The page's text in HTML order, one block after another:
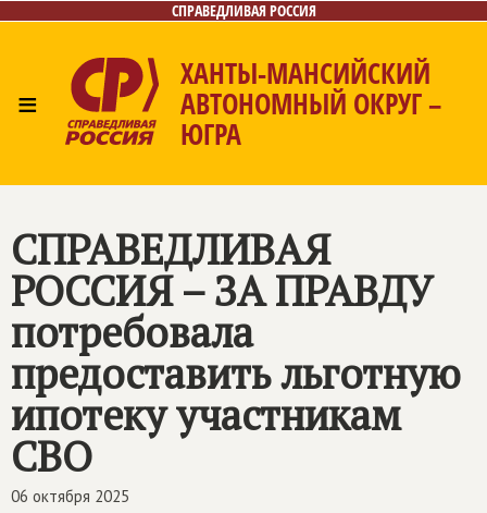
СПРАВЕДЛИВАЯ РОССИЯ
≡
ХАНТЫ-МАНСИЙСКИЙ
АВТОНОМНЫЙ ОКРУГ –
ЮГРА
Контакты
СПРАВЕДЛИВАЯ
РОССИЯ – ЗА ПРАВДУ
потребовала
предоставить льготную
ипотеку участникам
СВО
06 октября 2025